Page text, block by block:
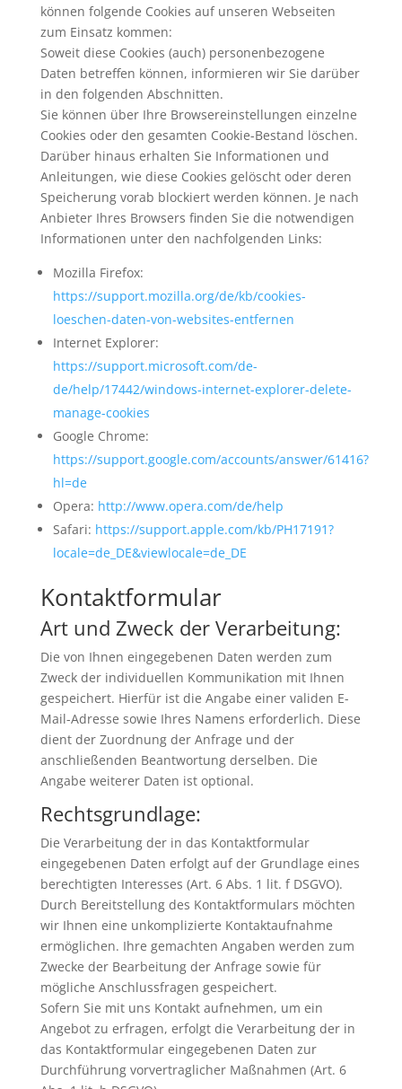
können folgende Cookies auf unseren Webseiten
zum Einsatz kommen:
Soweit diese Cookies (auch) personenbezogene
Daten betreffen können, informieren wir Sie darüber
in den folgenden Abschnitten.
Sie können über Ihre Browsereinstellungen einzelne
Cookies oder den gesamten Cookie-Bestand löschen.
Darüber hinaus erhalten Sie Informationen und
Anleitungen, wie diese Cookies gelöscht oder deren
Speicherung vorab blockiert werden können. Je nach
Anbieter Ihres Browsers finden Sie die notwendigen
Informationen unter den nachfolgenden Links:
Mozilla Firefox:
https://support.mozilla.org/de/kb/cookies-
loeschen-daten-von-websites-entfernen
Internet Explorer:
https://support.microsoft.com/de-
de/help/17442/windows-internet-explorer-delete-
manage-cookies
Google Chrome:
https://support.google.com/accounts/answer/61416?
hl=de
Opera: http://www.opera.com/de/help
Safari: https://support.apple.com/kb/PH17191?
locale=de_DE&viewlocale=de_DE
Kontaktformular
Art und Zweck der Verarbeitung:
Die von Ihnen eingegebenen Daten werden zum
Zweck der individuellen Kommunikation mit Ihnen
gespeichert. Hierfür ist die Angabe einer validen E-
Mail-Adresse sowie Ihres Namens erforderlich. Diese
dient der Zuordnung der Anfrage und der
anschließenden Beantwortung derselben. Die
Angabe weiterer Daten ist optional.
Rechtsgrundlage:
Die Verarbeitung der in das Kontaktformular
eingegebenen Daten erfolgt auf der Grundlage eines
berechtigten Interesses (Art. 6 Abs. 1 lit. f DSGVO).
Durch Bereitstellung des Kontaktformulars möchten
wir Ihnen eine unkomplizierte Kontaktaufnahme
ermöglichen. Ihre gemachten Angaben werden zum
Zwecke der Bearbeitung der Anfrage sowie für
mögliche Anschlussfragen gespeichert.
Sofern Sie mit uns Kontakt aufnehmen, um ein
Angebot zu erfragen, erfolgt die Verarbeitung der in
das Kontaktformular eingegebenen Daten zur
Durchführung vorvertraglicher Maßnahmen (Art. 6